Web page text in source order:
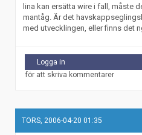
lina kan ersätta wire i fall, måste
mantåg. Är det
med utvecklingen, eller finns det
Logga in
för att skriva kommentarer
TORS, 2006-04-20 01:35